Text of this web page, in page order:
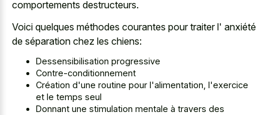
comportements destructeurs.
Voici quelques méthodes courantes pour traiter l' anxiété
de séparation chez les chiens:
Dessensibilisation progressive
Contre-conditionnement
Création d'une routine pour l'alimentation, l'exercice
et le temps seul
Donnant une stimulation mentale à travers des